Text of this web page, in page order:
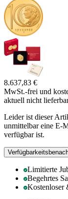
8.637,83 €
MwSt.-frei und
aktuell nicht
Leider ist dieser
unmittelbar eine E-
verfügbar ist.
Limitierte
Begehrtes
Kostenloser